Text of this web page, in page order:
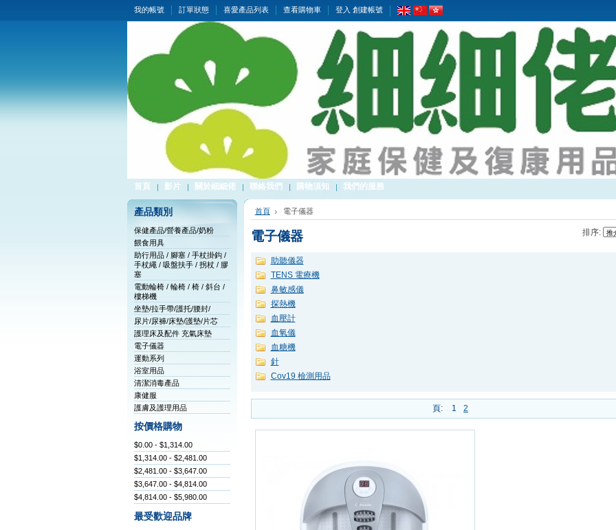
我的帳號 訂單狀態 喜愛產品列表 查看購物車 登入 創建帳號
首頁 影片 關於細細佬 聯絡我們 購物須知 我們的服務
產品類別
保健產品/營養產品/奶粉
餵食用具
助行用品 / 腳塞 / 手杖掛鈎 /
手杖繩 / 吸盤扶手 / 拐杖 / 膠
塞
電動輪椅 / 輪椅 / 椅 / 斜台 /
樓梯機
坐墊/拉手帶/護托/腰封/
尿片/尿褲/床墊/護墊/片芯
護理床及配件 充氣床墊
電子儀器
運動系列
浴室用品
清潔消毒產品
康健服
護膚及護理用品
按價格購物
$0.00 - $1,314.00
$1,314.00 - $2,481.00
$2,481.00 - $3,647.00
$3,647.00 - $4,814.00
$4,814.00 - $5,980.00
最受歡迎品牌
首頁 電子儀器
排序:
電子儀器
助聽儀器
TENS 電療機
鼻敏感儀
探熱機
血壓計
血氧儀
血糖機
針
Cov19 檢測用品
頁: 1 2